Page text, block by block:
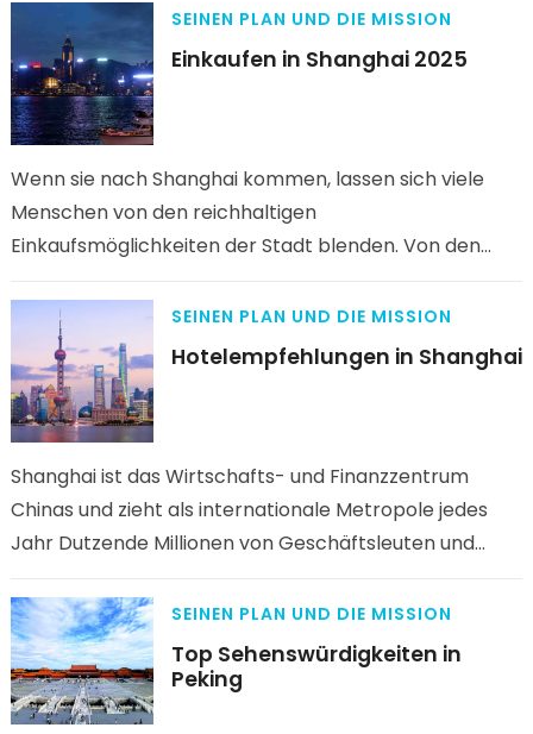
SEINEN PLAN UND DIE MISSION
Einkaufen in Shanghai 2025
Wenn sie nach Shanghai kommen, lassen sich viele
Menschen von den reichhaltigen
Einkaufsmöglichkeiten der Stadt blenden. Von den
zu…
SEINEN PLAN UND DIE MISSION
Hotelempfehlungen in Shanghai
Shanghai ist das Wirtschafts- und Finanzzentrum
Chinas und zieht als internationale Metropole jedes
Jahr Dutzende Millionen von Geschäftsleuten und
SEINEN PLAN UND DIE MISSION
Top Sehenswürdigkeiten in
Peking